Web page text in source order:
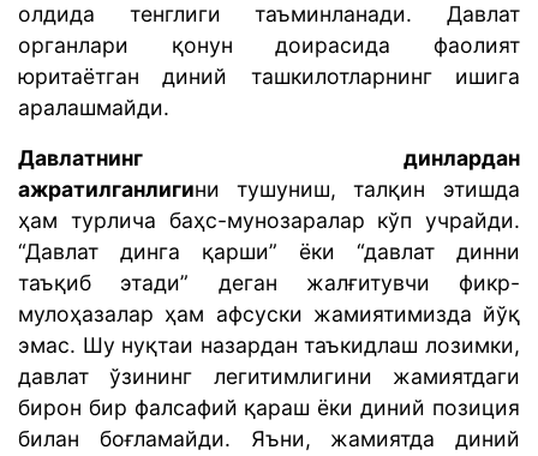
олдида тенглиги таъминланади. Давлат
органлари қонун доирасида фаолият
юритаётган диний ташкилотларнинг ишига
аралашмайди.
Давлатнинг динлардан
ажратилганлигини
тушуниш, талқин этишда
ҳам турлича баҳс-мунозаралар кўп учрайди.
“Давлат динга қарши” ёки “давлат динни
таъқиб этади” деган жалғитувчи фикр-
мулоҳазалар ҳам афсуски жамиятимизда йўқ
эмас. Шу нуқтаи назардан таъкидлаш лозимки,
давлат ўзининг легитимлигини жамиятдаги
бирон бир фалсафий қараш ёки диний позиция
билан боғламайди. Яъни, жамиятда диний